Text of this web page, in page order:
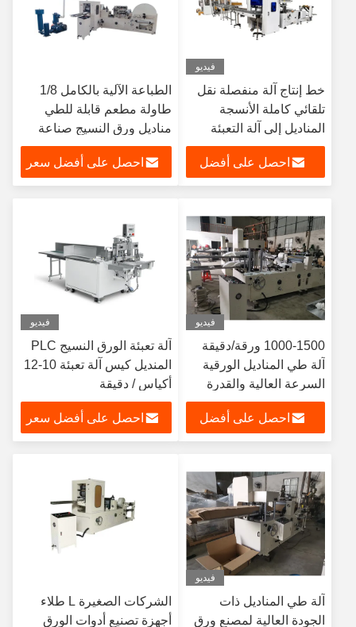
فيديو
خط إنتاج آلة منفصلة نقل
تلقائي كاملة الأنسجة
المناديل إلى آلة التعبئة
احصل على أفضل
الطباعة الآلية بالكامل 1/8
طاولة مطعم قابلة للطي
مناديل ورق النسيج صناعة
الإنتاج
احصل على أفضل سعر
فيديو
1000-1500 ورقة/دقيقة
آلة طي المناديل الورقية
السرعة العالية والقدرة
الكبيرة لمصانع الأنسجة
احصل على أفضل
فيديو
آلة تعبئة الورق النسيج PLC
المنديل كيس آلة تعبئة 10-12
أكياس / دقيقة
احصل على أفضل سعر
فيديو
آلة طي المناديل ذات
الجودة العالية لمصنع ورق
الشركات الصغيرة L طلاء
أجهزة تصنيع أدوات الورق